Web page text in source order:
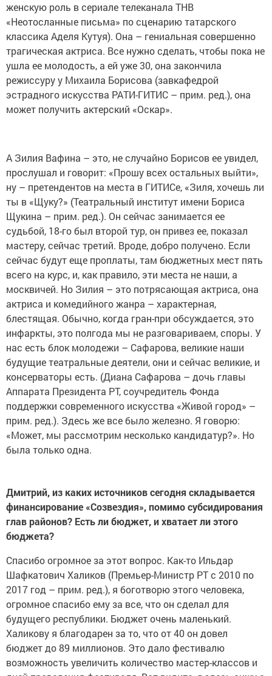
женскую роль в сериале телеканала ТНВ
«Неотосланные письма» по сценарию татарского
классика Аделя Кутуя). Она – гениальная совершенно
трагическая актриса. Все нужно сделать, чтобы пока не
ушла ее молодость, а ей уже 30, она закончила
режиссуру у Михаила Борисова (завкафедрой
эстрадного искусства РАТИ-ГИТИС – прим. ред.), она
может получить актерский «Оскар».
А Зилия Вафина – это, не случайно Борисов ее увидел,
прослушал и говорит: «Прошу всех остальных выйти»,
ну – претендентов на места в ГИТИСе, «Зиля, хочешь ли
ты в «Щуку?» (Театральный институт имени Бориса
Щукина – прим. ред.). Он сейчас занимается ее
судьбой, 18-го был второй тур, он привез ее, показал
мастеру, сейчас третий. Вроде, добро получено. Если
сейчас будут еще проплаты, там бюджетных мест пять
всего на курс, и, как правило, эти места не наши, а
москвичей. Но Зилия – это потрясающая актриса, она
актриса и комедийного жанра – характерная,
блестящая. Обычно, когда гран-при обсуждается, это
инфаркты, это полгода мы не разговариваем, споры. У
нас есть блок молодежи – Сафарова, великие наши
будущие театральные деятели, они и сейчас великие, и
консерваторы есть. (Диана Сафарова – дочь главы
Аппарата Президента РТ, соучредитель Фонда
поддержки современного искусства «Живой город» –
прим. ред.). Здесь же все было железно. Я говорю:
«Может, мы рассмотрим несколько кандидатур?». Но
была только одна.
Дмитрий, из каких источников сегодня складывается
финансирование «Созвездия», помимо субсидирования
глав районов? Есть ли бюджет, и хватает ли этого
бюджета?
Спасибо огромное за этот вопрос. Как-то Ильдар
Шафкатович Халиков (Премьер-Министр РТ с 2010 по
2017 год – прим. ред.), я боготворю этого человека,
огромное спасибо ему за все, что он сделал для
будущего республики. Бюджет очень маленький.
Халикову я благодарен за то, что от 40 он довел
бюджет до 89 миллионов. Это дало фестивалю
возможность увеличить количество мастер-классов и